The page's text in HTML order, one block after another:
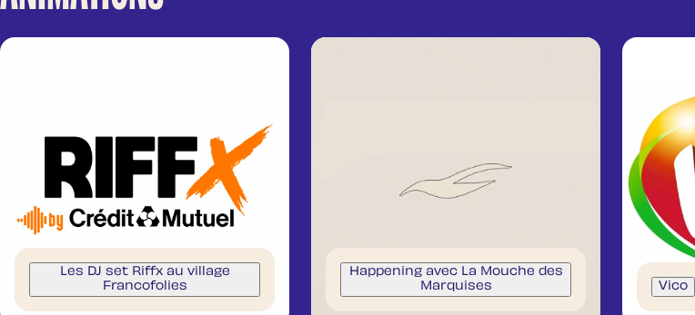
Les DJ set Riffx au village
Francofolies
Happening avec La Mouche des
Marquises
Vico